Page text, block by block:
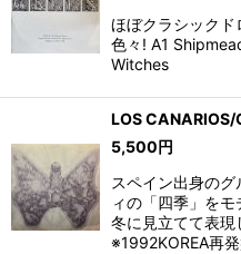
ほぼクラシックド
色々! A1
Witches
LOS CANARIOS/
5,500 円
スペイン出身の
ィの「四季」を
冬に見立てて表現
※1992KOREA再